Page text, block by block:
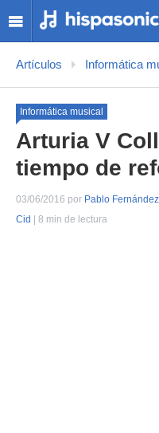
Artículos Informática
Informática musical
Arturia V
tiempo de
03/06/2016 por Pablo
Cid
| 8 min de lectura